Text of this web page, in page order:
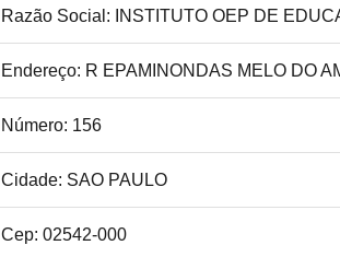
Razão Social: INSTITUTO OEP DE
Endereço: R EPAMINONDAS MELO DO
Número: 156
Cidade: SAO PAULO
Cep: 02542-000